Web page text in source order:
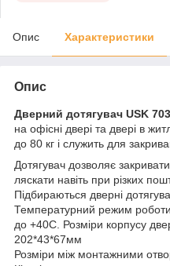
Опис Характеристики
Опис
Дверний дотягувач USK 703
на офісні двері та двері в
до 80 кг і служить для
Дотягувач дозволяє
ляскати навіть при різких
Підбираються дверні
Температурний режим
до +40С. Розміри корпусу
202*43*67мм
Розміри між монтажними